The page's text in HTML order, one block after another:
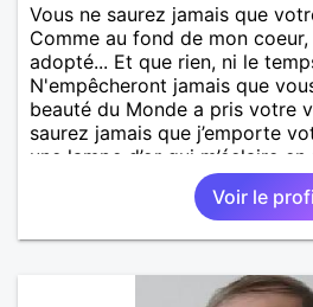
Vous ne saurez jamais que
Comme au fond de mon
adopté... Et que rien, ni le
N'empêcheront jamais que
beauté du Monde a pris votre
saurez jamais que j’emporte
une lampe d’or qui m’éclaire en
Voir le